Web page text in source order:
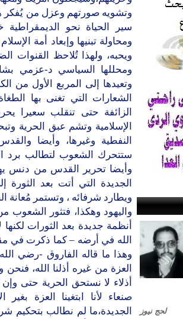
لحج نيوز
وتشويه صورتهم وعزل من يُفكر
سير الحياة نحو
ومحاولة تبنيها وإبعاد أمة
ويحبه، ولهذا تُلاحظ القنوات
ومحللها السياسي د-عزمي
وتعيدها إلى المربع الأول من
الشعارات التي تغنى بها
الزائفة حتى تنقلب سعيرا
الإسلامية وتشم عبق الحرية
النفطية وغيرها، وأيضا
ستتحرك الشعوب لتطالب برد
وأيضا تحرير القدس من دنس
الجديدة التي أتت بعد
ويطارد شرفائه ، وتستمر مُعانة
واليهود وهكذا، فتثور الشعوب
أنظمة جديدة بعد الثورات
الله في أرضه – كما ذكرت في
وهذا ما قاله الفاروق -رضي الله
العزة من غيره أذلنا الله،
أذلاء لا نستحق الحرية حتى
صنعاء لأنا ابتغينا العزة
الجديدة،ما لم نطالب بتحكيم